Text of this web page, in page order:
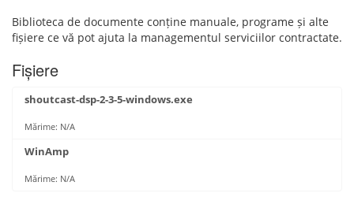
Biblioteca de documente conține manuale, programe și alte
fișiere ce vă pot ajuta la managementul serviciilor contractate.
Fișiere
shoutcast-dsp-2-3-5-windows.exe
Mărime: N/A
WinAmp
Mărime: N/A